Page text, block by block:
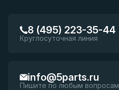
8 (495) 223-35-44
Круглосуточная линия
info@5parts.ru
Пишите по любым вопросам